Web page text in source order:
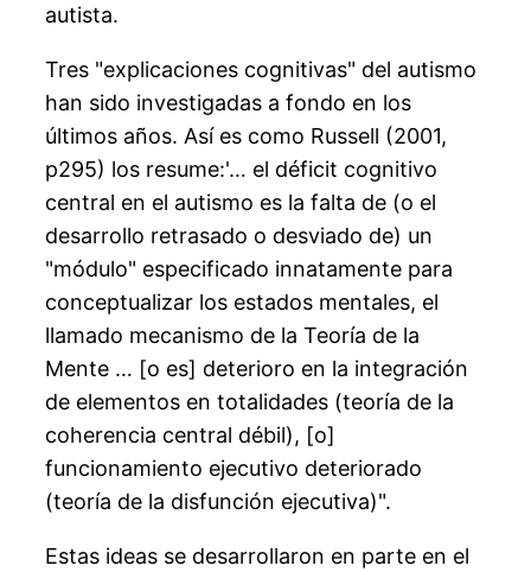
autista.
Tres "explicaciones cognitivas" del autismo
han sido investigadas a fondo en los
últimos años. Así es como Russell (2001,
p295) los resume:'… el déficit cognitivo
central en el autismo es la falta de (o el
desarrollo retrasado o desviado de) un
"módulo" especificado innatamente para
conceptualizar los estados mentales, el
llamado mecanismo de la Teoría de la
Mente … [o es] deterioro en la integración
de elementos en totalidades (teoría de la
coherencia central débil), [o]
funcionamiento ejecutivo deteriorado
(teoría de la disfunción ejecutiva)".
Estas ideas se desarrollaron en parte en el